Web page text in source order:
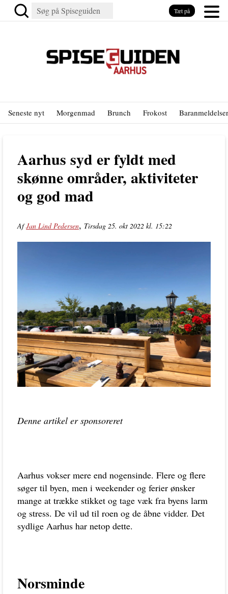
Seneste nyt Morgenmad Brunch Frokost Baranmeldelser
Aarhus syd er fyldt med
skønne områder, aktiviteter
og god mad
AfJan Lind Pedersen, Tirsdag 25. okt 2022 kl. 15:22
Denne artikel er sponsoreret
Aarhus vokser mere end nogensinde. Flere og flere
søger til byen, men i weekender og ferier ønsker
mange at trække stikket og tage væk fra byens larm
og stress. De vil ud til roen og de åbne vidder. Det
sydlige Aarhus har netop dette.
Norsminde
Tæt på